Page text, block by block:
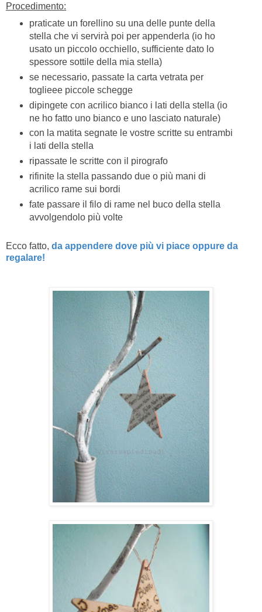
Procedimento:
praticate un forellino su una delle punte della
stella che vi servirà poi per appenderla (io ho
usato un piccolo occhiello, sufficiente dato lo
spessore sottile della mia stella)
se necessario, passate la carta vetrata per
toglieee piccole schegge
dipingete con acrilico bianco i lati della stella (io
ne ho fatto uno bianco e uno lasciato naturale)
con la matita segnate le vostre scritte su entrambi
i lati della stella
ripassate le scritte con il pirografo
rifinite la stella passando due o più mani di
acrilico rame sui bordi
fate passare il filo di rame nel buco della stella
avvolgendolo più volte
Ecco fatto, da appendere dove più vi piace oppure da
regalare!